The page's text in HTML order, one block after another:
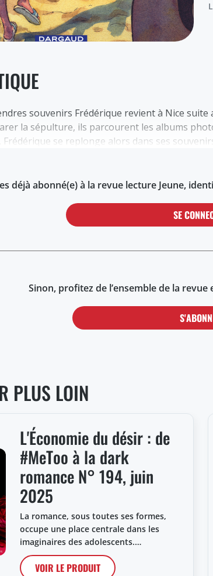
souvenirs Frédérique revient à Nice
la sépulture, ils parcourent les albums
Frédérique se replonge alors dans ses
déjà abonné(e) à la revue lecture Jeune,
SE
Sinon, profitez de l’ensemble de la
PLUS LOIN
L'Économie du désir : de
#MeToo à la dark
romance N° 194, juin
2025
La romance, sous toutes ses formes,
occupe une place centrale dans les
imaginaires des adolescents.…
VOIR LE PRODUIT